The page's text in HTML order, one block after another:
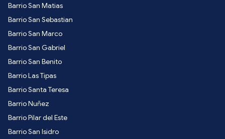
Barrio San Matias
Barrio San Sebastian
Barrio San Marco
Barrio San Gabriel
Barrio San Benito
Barrio Las Tipas
Barrio Santa Teresa
Barrio Nuñez
Barrio Pilar del Este
Barrio San Isidro